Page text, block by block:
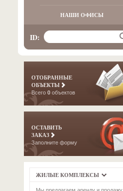
НАШИ ОФИСЫ
ID:
ОТОБРАННЫЕ
ОБЪЕКТЫ
Всего 0 объектов
ОСТАВИТЬ
ЗАКАЗ
Заполните форму
ЖИЛЫЕ КОМПЛЕКСЫ